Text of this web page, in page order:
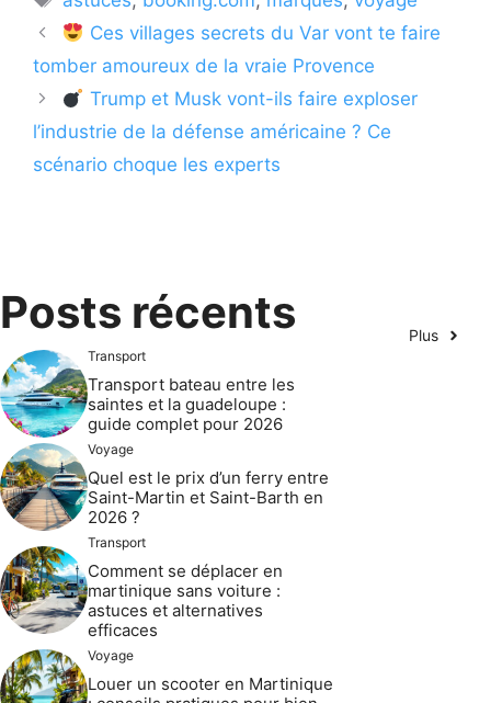
Ces villages secrets du Var vont te faire
tomber amoureux de la vraie Provence
Trump et Musk vont-ils faire exploser
l’industrie de la défense américaine ? Ce
scénario choque les experts
Posts récents Plus
Transport
Transport bateau entre les
saintes et la guadeloupe :
guide complet pour 2026
Voyage
Quel est le prix d’un ferry entre
Saint-Martin et Saint-Barth en
2026 ?
Transport
Comment se déplacer en
martinique sans voiture :
astuces et alternatives
efficaces
Voyage
Louer un scooter en Martinique